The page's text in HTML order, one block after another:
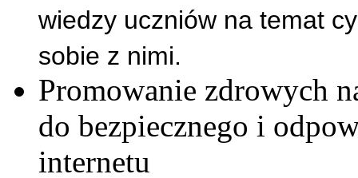
wiedzy uczniów na temat
sobie z nimi.
Promowanie zdrowych
do bezpiecznego i
internetu